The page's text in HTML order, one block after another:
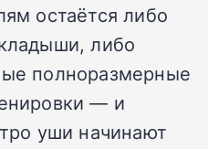
остаётся либо
либо
полноразмерные
— и
уши начинают